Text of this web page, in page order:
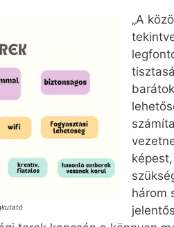
„A
három